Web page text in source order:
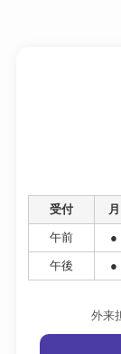
受付 月
午前 ●
午後 ●
外来